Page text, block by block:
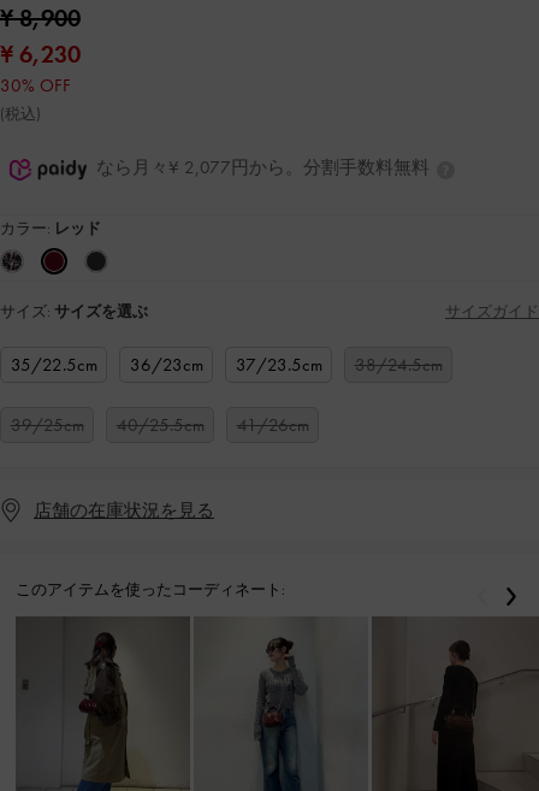
¥ 8,900
¥ 6,230
30% OFF
(税込)
なら月々¥ 2,077円から。分割手数料無料
カラー: レッド
サイズ: サイズを選ぶ サイズガイド
35/22.5cm 36/23cm 37/23.5cm 38/24.5cm
39/25cm 40/25.5cm 41/26cm
店舗の在庫状況を見る
このアイテムを使ったコーディネート: 戻る